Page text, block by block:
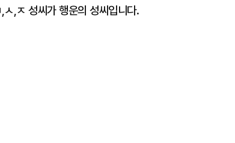
,ㅈ 성씨가 행운의 성씨입니다.